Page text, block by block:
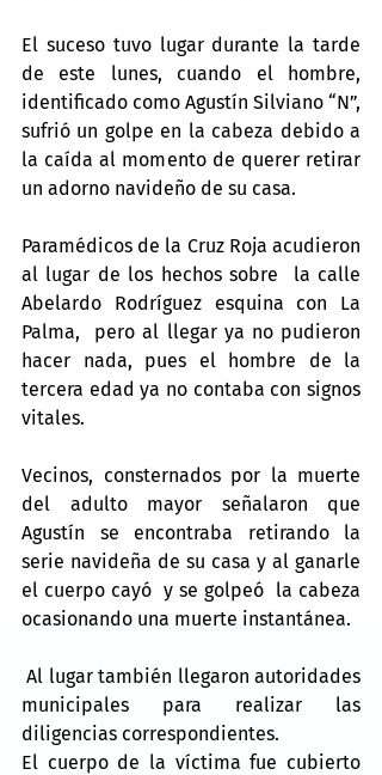
El suceso tuvo lugar durante la tarde
de este lunes, cuando el hombre,
identificado como Agustín Silviano “N”,
sufrió un golpe en la cabeza debido a
la caída al momento de querer retirar
un adorno navideño de su casa.
Paramédicos de la Cruz Roja acudieron
al lugar de los hechos sobre  la calle
Abelardo Rodríguez esquina con La
Palma,  pero al llegar ya no pudieron
hacer nada, pues el hombre de la
tercera edad ya no contaba con signos
vitales.
Vecinos, consternados por la muerte
del adulto mayor señalaron que
Agustín se encontraba retirando la
serie navideña de su casa y al ganarle
el cuerpo cayó  y se golpeó  la cabeza
ocasionando una muerte instantánea.
Al lugar también llegaron autoridades
municipales para realizar las
diligencias correspondientes.
El cuerpo de la víctima fue cubierto